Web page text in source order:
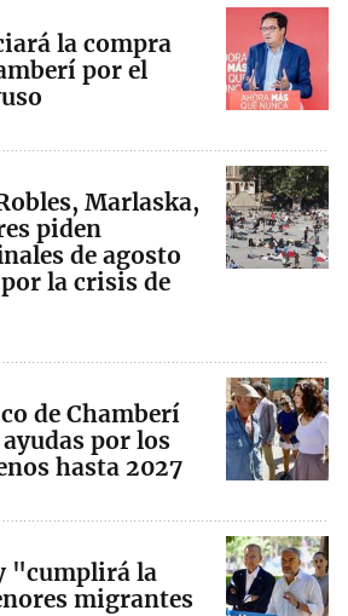
la compra
por el
Marlaska,
piden
de agosto
la crisis de
de Chamberí
por los
hasta 2027
"cumplirá la
migrantes